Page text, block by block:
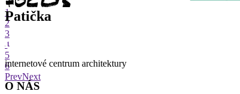
1
2
3
4
5
6
PrevNext
Patička
internetové centrum architektury
O NÁS